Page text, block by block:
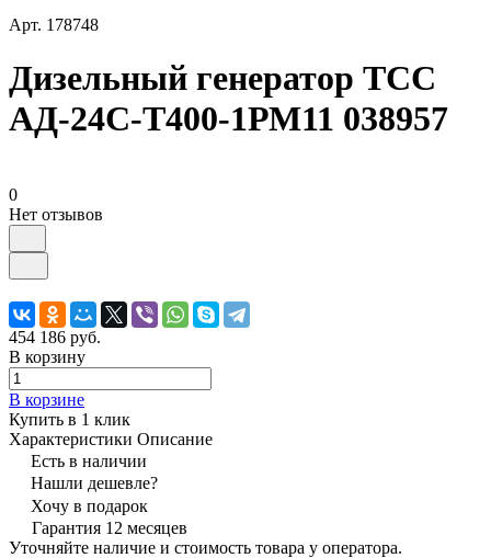
Арт. 178748
Дизельный генератор ТСС
АД-24С-Т400-1РМ11 038957
0
Нет отзывов
454 186 руб.
В корзину
В корзине
Купить в 1 клик
Характеристики Описание
Есть в наличии
Нашли дешевле?
Хочу в подарок
Гарантия 12 месяцев
Уточняйте наличие и стоимость товара у оператора.